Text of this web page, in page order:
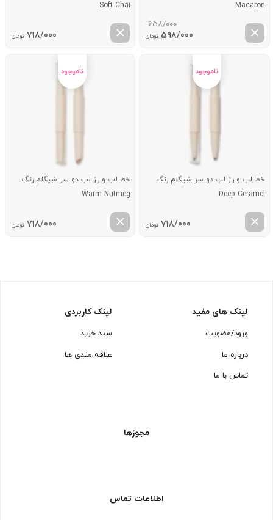
Macaron
658/000
قیمت
598/000 تومانقیمت
فعلی:
Soft Chai
718/000 تومان
خط لب و رژ لب دو سر شیگلم رنگ
Deep Ceramel
718/000 تومان
خط لب و رژ لب دو سر شیگلم رنگ
Warm Nutmeg
718/000 تومان
لینک های مفید
ورود/عضویت
درباره ما
تماس با ما
لینک کاربردی
سبد خرید
علاقه مندی ها
مجوزها
اطلاعات تماس